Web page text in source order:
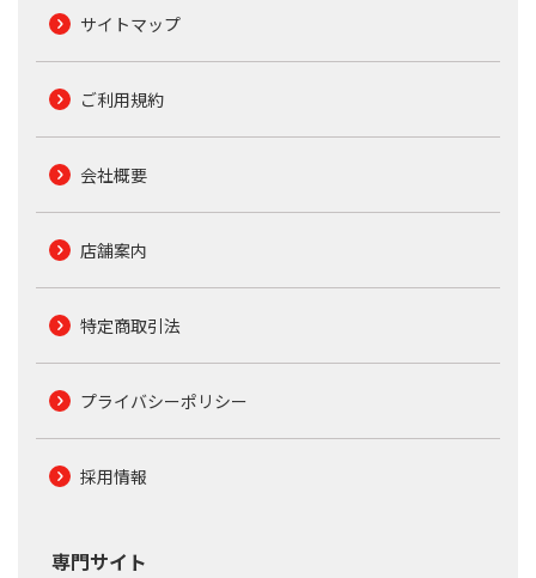
サイトマップ
ご利用規約
会社概要
店舗案内
特定商取引法
プライバシーポリシー
採用情報
専門サイト